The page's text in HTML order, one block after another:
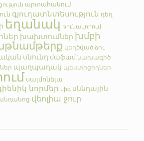
արտահանում
գյուղատնտեսություն դեղ
եղանակ թունավորում
խախտումներ խմբի
կեղծված ձու
սնունդ մաֆամ նախագիծ
պաղպաղակ պեստիցիդներ
սալմոնելա
նորմեր սիգ սննդային
վեոլիա ջուր